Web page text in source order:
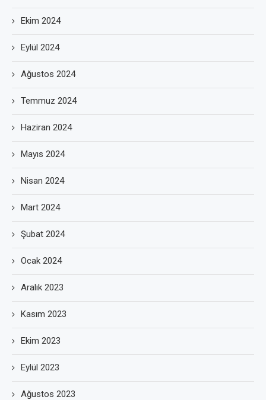
Ekim 2024
Eylül 2024
Ağustos 2024
Temmuz 2024
Haziran 2024
Mayıs 2024
Nisan 2024
Mart 2024
Şubat 2024
Ocak 2024
Aralık 2023
Kasım 2023
Ekim 2023
Eylül 2023
Ağustos 2023